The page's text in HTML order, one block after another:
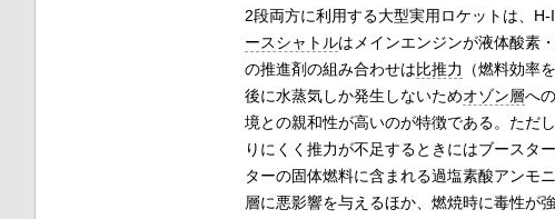
2段両方に利用する大型実用ロケットは、
ースシャトルはメインエンジンが液体酸素
の推進剤の組み合わせは比推力
（燃料効率
後に水蒸気しか発生しないためオゾン層へ
境との親和性が高いのが特徴である。ただ
りにくく推力が不足するときにはブースタ
ターの固体燃料に含まれる過塩素酸アンモ
層に悪影響を与えるほか、燃焼時に毒性が